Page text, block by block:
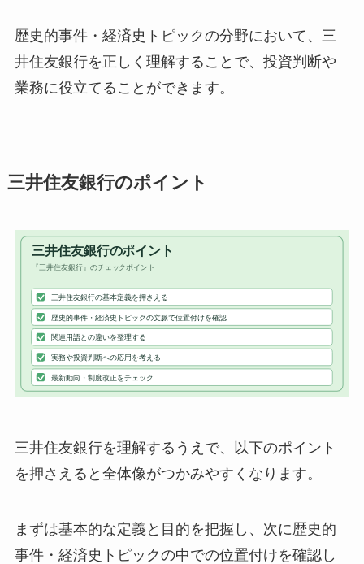
歴史的事件・経済史トピックの分野において、三
井住友銀行を正しく理解することで、投資判断や
業務に役立てることができます。
三井住友銀行のポイント
三井住友銀行を理解するうえで、以下のポイント
を押さえると全体像がつかみやすくなります。
まずは基本的な定義と目的を把握し、次に歴史的
事件・経済史トピックの中での位置付けを確認し